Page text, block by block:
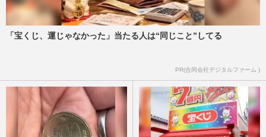
「宝くじ、運じゃなかった」当たる人は“同じこと”してる
PR(合同会社デジタルファーム )